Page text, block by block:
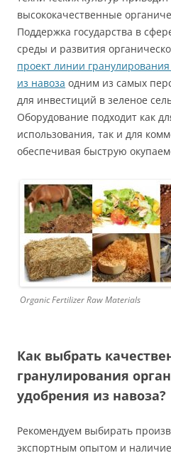
высококачественные
Поддержка государства в
среды и развития
проект линии
из навоза одним из самых
для инвестиций в зеленое
Оборудование подходит как
использования, так и для
обеспечивая быструю
Organic Fertilizer Raw Materials
Как выбрать
гранулирования
удобрения из навоза?
Рекомендуем выбирать
экспортным опытом и